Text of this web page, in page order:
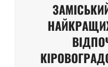
pagination